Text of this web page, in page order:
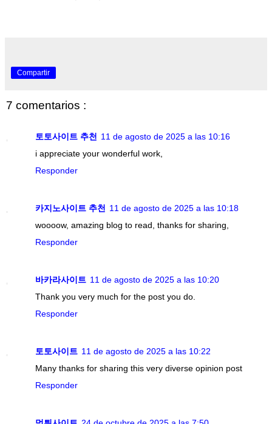
Compartir
7 comentarios :
토토사이트 추천
11 de agosto de 2025 a las 10:16
i appreciate your wonderful work,
Responder
카지노사이트 추천
11 de agosto de 2025 a las 10:18
woooow, amazing blog to read, thanks for sharing,
Responder
바카라사이트 11 de agosto de 2025 a las 10:20
Thank you very much for the post you do.
Responder
토토사이트 11 de agosto de 2025 a las 10:22
Many thanks for sharing this very diverse opinion post
Responder